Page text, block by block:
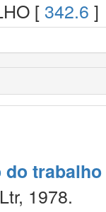
[ 342.6 ]
do trabalho
1978.